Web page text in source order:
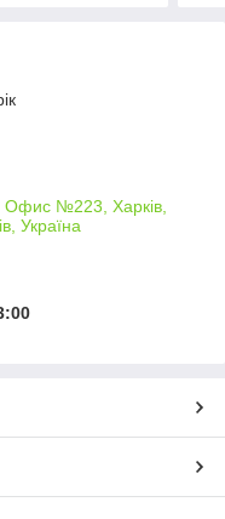
Офис №223, Харків,
Україна